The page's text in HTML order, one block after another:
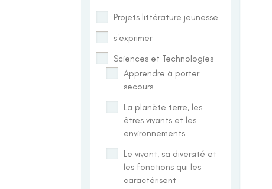
Projets littérature jeunesse
s'exprimer
Sciences et Technologies
Apprendre à porter
secours
La planète terre, les
êtres vivants et les
environnements
Le vivant, sa diversité et
les fonctions qui les
caractérisent